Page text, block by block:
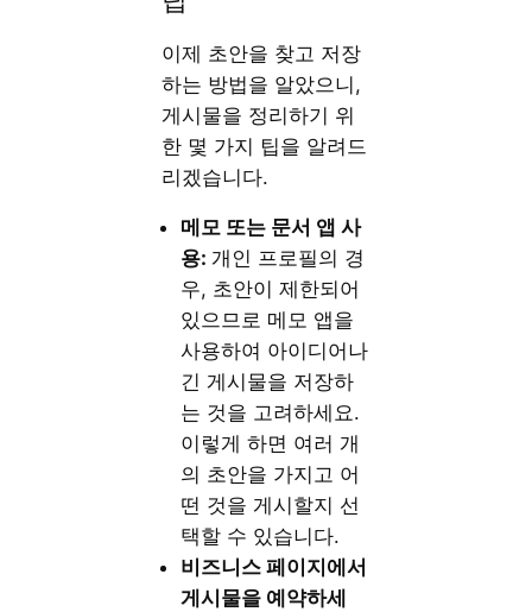
이제 초안을 찾고 저장
하는 방법을 알았으니,
게시물을 정리하기 위
한 몇 가지 팁을 알려드
리겠습니다.
메모 또는 문서 앱사
용:개인 프로필의 경
우, 초안이 제한되어
있으므로 메모 앱을
사용하여 아이디어나
긴 게시물을 저장하
는 것을 고려하세요.
이렇게 하면 여러 개
의 초안을 가지고 어
떤 것을 게시할지 선
택할 수 있습니다.
비즈니스페이지에서
게시물을 예약하세